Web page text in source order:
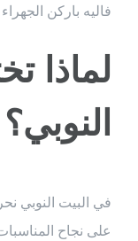
فاليه باركن الجهراء
لماذا
النوبي؟
في البيت النوبي
على نجاح